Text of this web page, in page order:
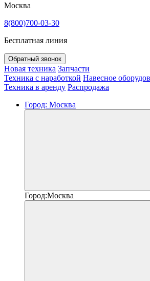
Москва
8(800)700-03-30
Бесплатная линия
Обратный звонок
Новая техника Запчасти
Техника с наработкой Навесное
Техника в аренду Распродажа
Город: Москва
Город:Москва